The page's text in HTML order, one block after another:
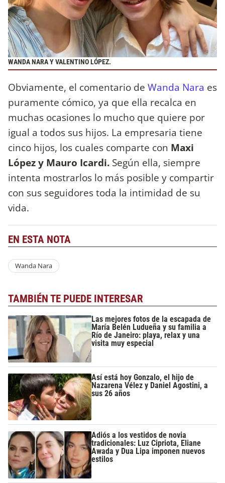
WANDA NARA Y VALENTINO LÓPEZ.
Obviamente, el comentario de Wanda Nara es
puramente cómico, ya que ella recalca en
muchas ocasiones lo mucho que quiere por
igual a todos sus hijos. La empresaria tiene
cinco hijos, los cuales comparte con Maxi
López y Mauro Icardi. Según ella, siempre
intenta mostrarlos lo más posible y compartir
con sus seguidores toda la intimidad de su
vida.
EN ESTA NOTA
Wanda Nara
TAMBIÉN TE PUEDE INTERESAR
Las mejores fotos de la escapada de
María Belén Ludueña y su familia a
Río de Janeiro: playa, relax y una
visita muy especial
Así está hoy Gonzalo, el hijo de
Nazarena Vélez y Daniel Agostini, a
sus 26 años
Adiós a los vestidos de novia
tradicionales: Luz Cipriota, Eliane
Awada y Dua Lipa imponen nuevos
estilos